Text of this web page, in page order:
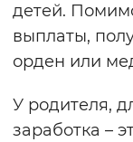
детей.
выплаты,
орден или
У родителя,
заработка –